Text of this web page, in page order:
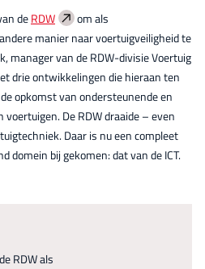
deRDW
om als
manier naar voertuigveiligheid te
manager van de RDW-divisie Voertuig
drie ontwikkelingen die hieraan ten
opkomst van ondersteunende en
De RDW draaide – even
Daar is nu een compleet
domein bij gekomen: dat van de ICT.
RDW als